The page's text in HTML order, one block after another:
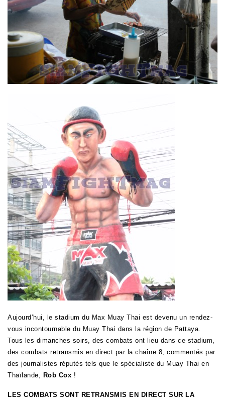
Aujourd’hui, le stadium du Max Muay Thai est devenu un rendez-
vous incontournable du Muay Thai dans la région de Pattaya.
Tous les dimanches soirs, des combats ont lieu dans ce stadium,
des combats retransmis en direct par la chaîne 8, commentés par
des journalistes réputés tels que le spécialiste du Muay Thai en
Thaïlande, Rob Cox !
LES COMBATS SONT RETRANSMIS EN DIRECT SUR LA